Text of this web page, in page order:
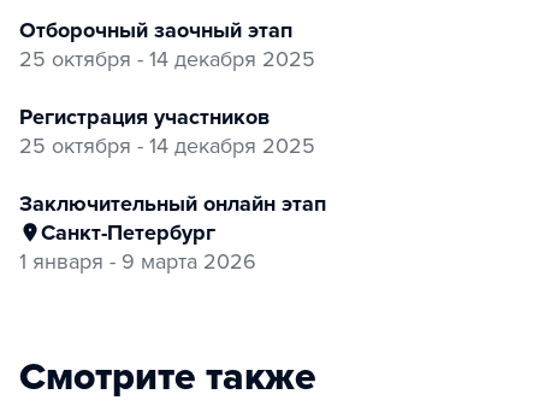
отборочный заочный этап
25 октября - 14 декабря 2025
регистрация участников
25 октября - 14 декабря 2025
заключительный онлайн этап
Санкт-Петербург
1 января - 9 марта 2026
Смотрите также